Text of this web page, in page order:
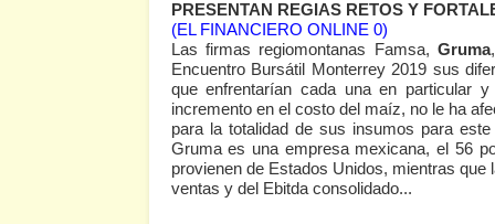
PRESENTAN REGIAS RETOS Y
(EL FINANCIERO ONLINE 0)
Las firmas regiomontanas Famsa,Gruma
Encuentro Bursátil Monterrey 2019 sus
que enfrentarían cada una en
incremento en el costo del maíz, no le ha
para la totalidad de sus insumos para
Gruma es una empresa mexicana, el 56
provienen de Estados Unidos, mientras
ventas y del Ebitda consolidado...